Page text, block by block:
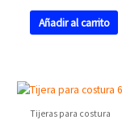
Añadir al carrito
Tijeras para costura
Original
was:
Current
is: